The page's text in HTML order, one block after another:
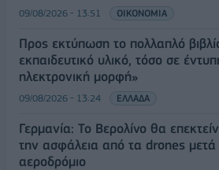
09/08/2026 - 13:51 ΟΙΚΟΝΟΜΙΑ
Προς εκτύπωση το πολλαπλό
εκπαιδευτικό υλικό, τόσο σε
ηλεκτρονική μορφή»
09/08/2026 - 13:24 ΕΛΛΑΔΑ
Γερμανία: Το Βερολίνο θα
την ασφάλεια από τα drones μετά
αεροδρόμιο